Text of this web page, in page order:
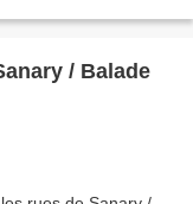
/ Balade